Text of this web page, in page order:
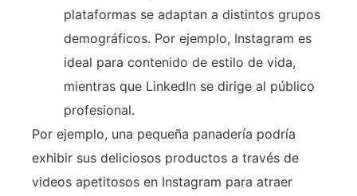
plataformas se adaptan a distintos grupos
demográficos. Por ejemplo, Instagram es
ideal para contenido de estilo de vida,
mientras que LinkedIn se dirige al público
profesional.
Por ejemplo, una pequeña panadería podría
exhibir sus deliciosos productos a través de
videos apetitosos en Instagram para atraer